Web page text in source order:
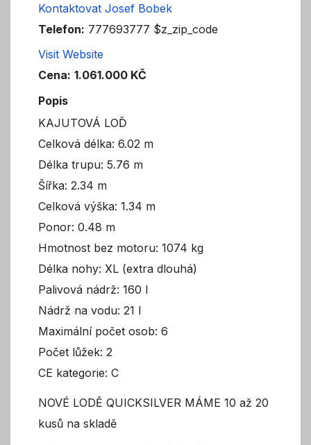
Kontaktovat Josef Bobek
Telefon: 777693777 $z_zip_code
Visit Website
Cena: 1.061.000 KČ
Popis
KAJUTOVÁ LOĎ
Celková délka: 6.02 m
Délka trupu: 5.76 m
Šířka: 2.34 m
Celková výška: 1.34 m
Ponor: 0.48 m
Hmotnost bez motoru: 1074 kg
Délka nohy: XL (extra dlouhá)
Palivová nádrž: 160 l
Nádrž na vodu: 21 l
Maximální počet osob: 6
Počet lůžek: 2
CE kategorie: C
NOVÉ LODĚ QUICKSILVER MÁME 10 až 20
kusů na skladě